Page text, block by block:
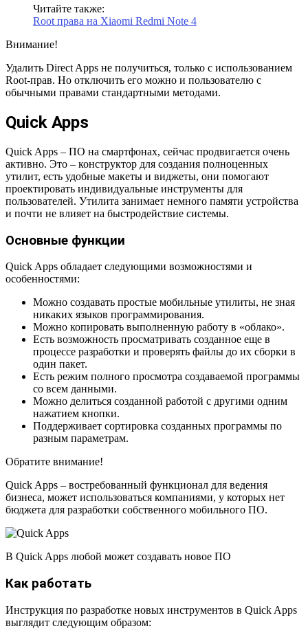
Читайте также:
Root права на Xiaomi Redmi Note 4
Внимание!
Удалить Direct Apps не получиться, только с использованием
Root-прав. Но отключить его можно и пользователю с
обычными правами стандартными методами.
Quick Apps
Quick Apps – ПО на смартфонах, сейчас продвигается очень
активно. Это – конструктор для создания полноценных
утилит, есть удобные макеты и виджеты, они помогают
проектировать индивидуальные инструменты для
пользователей. Утилита занимает немного памяти устройства
и почти не влияет на быстродействие системы.
Основные функции
Quick Apps обладает следующими возможностями и
особенностями:
Можно создавать простые мобильные утилиты, не зная
никаких языков программирования.
Можно копировать выполненную работу в «облако».
Есть возможность просматривать созданное еще в
процессе разработки и проверять файлы до их сборки в
один пакет.
Есть режим полного просмотра создаваемой программы
со всем данными.
Можно делиться созданной работой с другими одним
нажатием кнопки.
Поддерживает сортировка созданных программы по
разным параметрам.
Обратите внимание!
Quick Apps – востребованный функционал для ведения
бизнеса, может использоваться компаниями, у которых нет
бюджета для разработки собственного мобильного ПО.
В Quick Apps любой может создавать новое ПО
Как работать
Инструкция по разработке новых инструментов в Quick Apps
выглядит следующим образом: